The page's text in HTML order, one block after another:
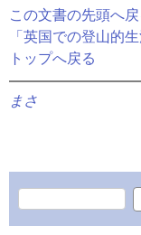
この文書の先頭へ
「英国での登山的
トップへ戻る
まさ
検索フォ
検索